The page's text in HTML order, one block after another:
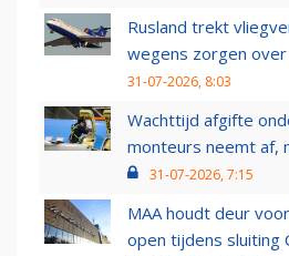
Rusland trekt
wegens zorgen over
31-07-2026, 8:03
Wachttijd afgifte
monteurs neemt af,
31-07-2026, 7:15
MAA houdt deur
open tijdens sluiting